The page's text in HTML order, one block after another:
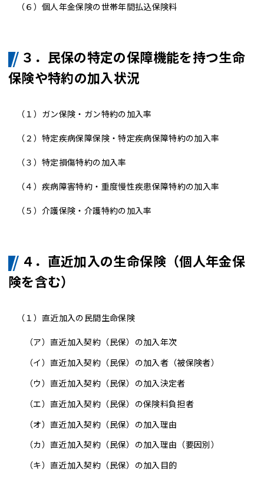
（６）個人年金保険の世帯年間払込保険料
３．民保の特定の保障機能を持つ生命
保険や特約の加入状況
（１） ガン保険・ガン特約の加入率
（２）特定疾病保障保険・特定疾病保障特約の加入率
（３）特定損傷特約の加入率
（４）疾病障害特約・重度慢性疾患保障特約の加入率
（５）介護保険・介護特約の加入率
４．直近加入の生命保険（個人年金保
険を含む）
（１）直近加入の民間生命保険
（ア）直近加入契約（民保）の加入年次
（イ）直近加入契約（民保）の加入者（被保険者）
（ウ）直近加入契約（民保）の加入決定者
（エ）直近加入契約（民保）の保険料負担者
（オ）直近加入契約（民保）の加入理由
（カ）直近加入契約（民保）の加入理由（要因別）
（キ）直近加入契約（民保）の加入目的